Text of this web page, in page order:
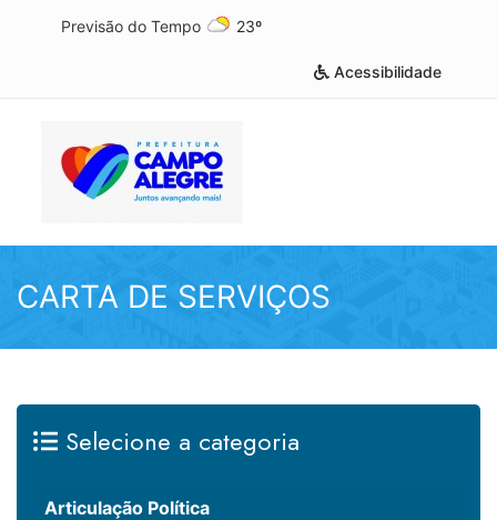
Previsão do Tempo 23º
Acessibilidade
CARTA DE SERVIÇOS
Selecione a categoria
Articulação Política